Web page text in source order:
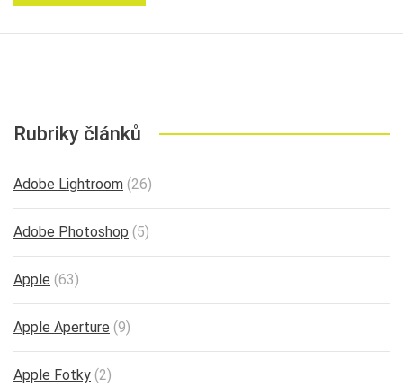
Rubriky článků
Adobe Lightroom (26)
Adobe Photoshop (5)
Apple (63)
Apple Aperture (9)
Apple Fotky (2)